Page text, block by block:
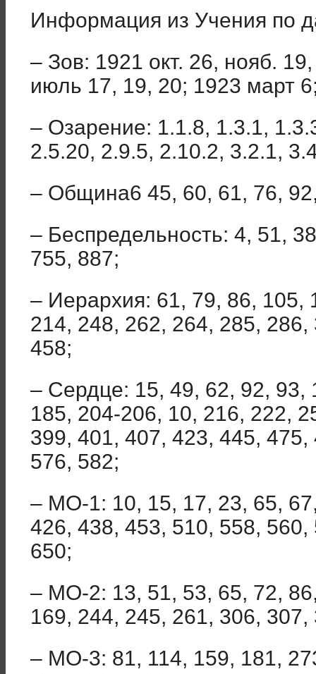
Информация из Учения по
– Зов: 1921 окт. 26, нояб.
июль 17, 19, 20; 1923 март
– Озарение: 1.1.8, 1.3.1,
2.5.20, 2.9.5, 2.10.2, 3.2.1,
– Община6 45, 60, 61, 76,
– Беспредельность: 4, 51,
755, 887;
– Иерархия: 61, 79, 86, 105,
214, 248, 262, 264, 285,
458;
– Сердце: 15, 49, 62, 92, 93,
185, 204-206, 10, 216, 222,
399, 401, 407, 423, 445,
576, 582;
– МО-1: 10, 15, 17, 23, 65,
426, 438, 453, 510, 558,
650;
– МО-2: 13, 51, 53, 65, 72,
169, 244, 245, 261, 306,
– МО-3: 81, 114, 159, 181,